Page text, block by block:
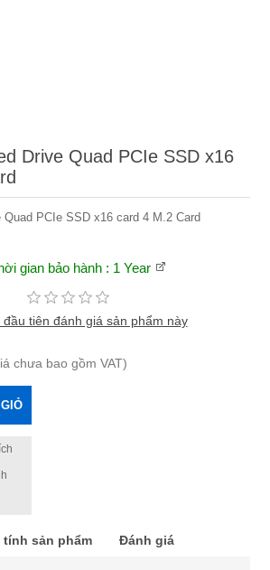
Drive Quad PCIe SSD x16
Quad PCIe SSD x16 card 4 M.2 Card
gian bảo hành : 1 Year
tiên đánh giá sản phẩm này
chưa bao gồm VAT)
tính sản phẩm Đánh giá